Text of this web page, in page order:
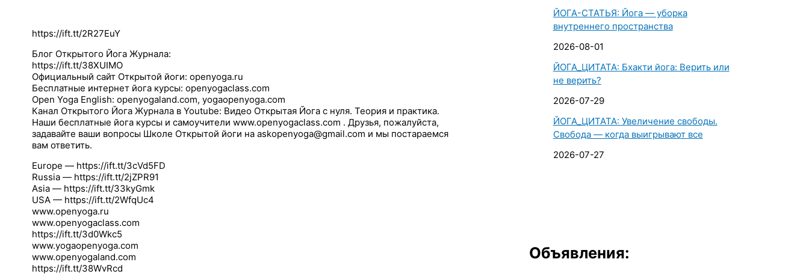
https://ift.tt/2R27EuY
Блог Открытого Йога Журнала:
https://ift.tt/38XUIMO
Официальный сайт Открытой йоги: openyoga.ru
Бесплатные интернет йога курсы: openyogaclass.com
Open Yoga English: openyogaland.com, yogaopenyoga.com
Канал Открытого Йога Журнала в Youtube: Видео Открытая Йога с нуля. Теория и практика.
Наши бесплатные йога курсы и самоучители www.openyogaclass.com . Друзья, пожалуйста,
задавайте ваши вопросы Школе Открытой йоги на askopenyoga@gmail.com и мы постараемся
вам ответить.
Europe — https://ift.tt/3cVd5FD
Russia — https://ift.tt/2jZPR91
Asia — https://ift.tt/33kyGmk
USA — https://ift.tt/2WfqUc4
www.openyoga.ru
www.openyogaclass.com
https://ift.tt/3d0Wkc5
www.yogaopenyoga.com
www.openyogaland.com
https://ift.tt/38WvRcd
ЙОГА-СТАТЬЯ: Йога — уборка
внутреннего пространства
2026-08-01
ЙОГА_ЦИТАТА: Бхакти йога: Верить или
не верить?
2026-07-29
ЙОГА_ЦИТАТА: Увеличение свободы.
Свобода — когда выигрывают все
2026-07-27
Объявления: